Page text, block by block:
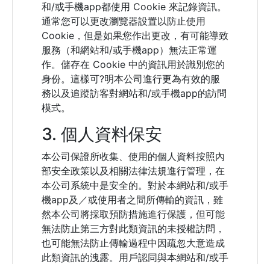
和/或手機app都使用 Cookie 來記錄資訊。
通常您可以更改瀏覽器設置以防止使用
Cookie，但是如果您作出更改，有可能導致
服務（和網站和/或手機app）無法正常運
作。儲存在 Cookie 中的資訊用於識別您的
身份。這樣可?明本公司進行更為有效的服
務以及追蹤訪客對網站和/或手機app的訪問
模式。
3. 個人資料保安
本公司保證所收集、使用的個人資料按照內
部安全政策以及相關法律法規進行管理，在
本公司系統中是安全的。對於本網站和/或手
機app及／或使用者之間所傳輸的資訊，雖
然本公司將採取預防措施進行保護，但可能
無法防止第三方對此類資訊的未授權訪問，
也可能無法防止傳輸過程中因疏忽大意造成
此類資訊的洩露。用戶認同與本網站和/或手